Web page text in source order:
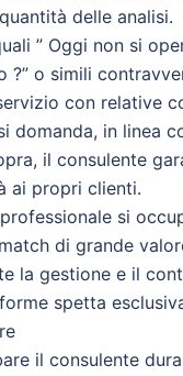
delle analisi.
” Oggi non si
?” o simili
con relative
domanda, in linea
il consulente
ai propri clienti.
si
di grande
la gestione e il
spetta
il consulente